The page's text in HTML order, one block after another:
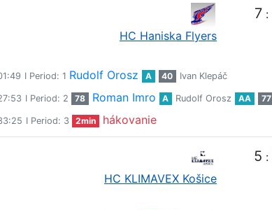
HC Haniska Flyers
7 :
I Period: 1 Rudolf Orosz A 40 Ivan Klepáč
I Period: 2 78 Roman Imro A Rudolf Orosz AA 77
I Period: 3 2min hákovanie
HC KLIMAVEX Košice
5 :